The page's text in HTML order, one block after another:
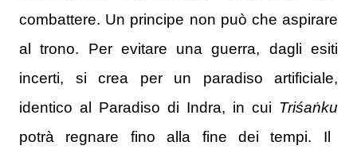
combattere. Un principe non può che aspirare
al trono.
Per evitare una guerra, dagli esiti
incerti, si crea per un paradiso artificiale,
identico al Paradiso di Indra, in cui Triśaṅku
potrà regnare fino alla fine dei tempi.
Il